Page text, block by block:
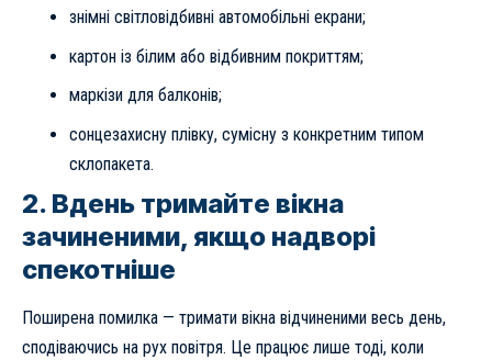
знімні світловідбивні автомобільні екрани;
картон із білим або відбивним покриттям;
маркізи для балконів;
сонцезахисну плівку, сумісну з конкретним типом
склопакета.
2. Вдень тримайте вікна
зачиненими, якщо надворі
спекотніше
Поширена помилка — тримати вікна відчиненими весь день,
сподіваючись на рух повітря. Це працює лише тоді, коли